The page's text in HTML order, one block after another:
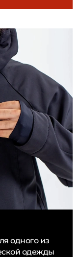
одного из
одежды